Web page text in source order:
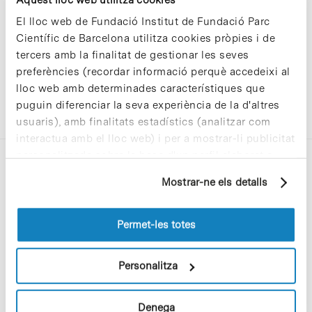
El lloc web de Fundació Institut de Fundació Parc
Científic de Barcelona utilitza cookies pròpies i de
tercers amb la finalitat de gestionar les seves
preferències (recordar informació perquè accedeixi al
lloc web amb determinades característiques que
puguin diferenciar la seva experiència de la d'altres
usuaris), amb finalitats estadístics (analitzar com
interactua amb el lloc web) i per a mostrar-li publicitat
personalitzada sobre la base d'un perfil elaborat a
pàgines visitades). Per a obtenir més informació sobre
les cookies pot consultar laPolítica de cookiesdel
Mostrar-ne els detalls
Permet-les totes
Personalitza
Denega
C/Baldiri Reixac, 4-12 i 15